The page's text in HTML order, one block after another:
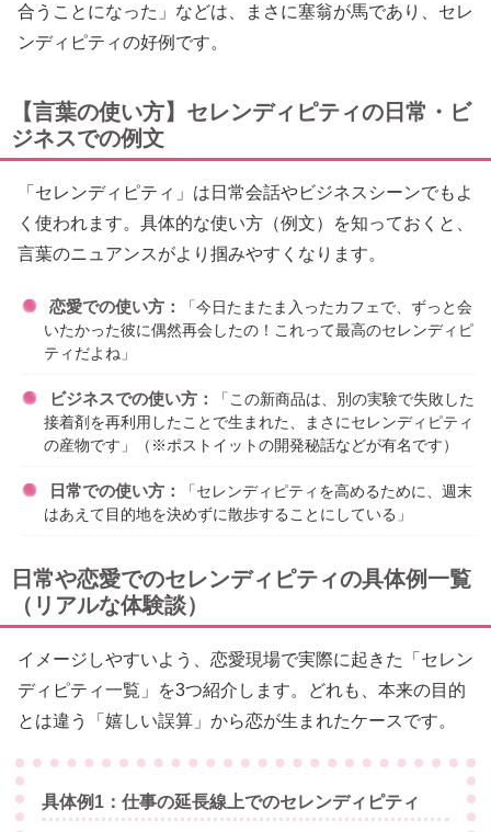
合うことになった」などは、まさに塞翁が馬であり、セレ
ンディピティの好例です。
【言葉の使い方】セレンディピティの日常・ビ
ジネスでの例文
「セレンディピティ」は日常会話やビジネスシーンでもよ
く使われます。具体的な使い方（例文）を知っておくと、
言葉のニュアンスがより掴みやすくなります。
恋愛での使い方：
「今日たまたま入ったカフェで、ずっと会
いたかった彼に偶然再会したの！これって最高のセレンディピ
ティだよね」
ビジネスでの使い方：
「この新商品は、別の実験で失敗した
接着剤を再利用したことで生まれた、まさにセレンディピティ
の産物です」（※ポストイットの開発秘話などが有名です）
日常での使い方：
「セレンディピティを高めるために、週末
はあえて目的地を決めずに散歩することにしている」
日常や恋愛でのセレンディピティの具体例一覧
（リアルな体験談）
イメージしやすいよう、恋愛現場で実際に起きた「セレン
ディピティ一覧」を3つ紹介します。どれも、本来の目的
とは違う「嬉しい誤算」から恋が生まれたケースです。
具体例1：仕事の延長線上でのセレンディピティ